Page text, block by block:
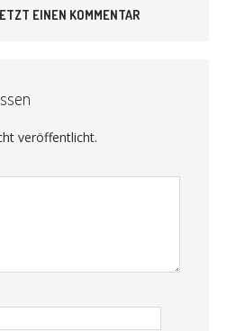
EINEN KOMMENTAR
veröffentlicht.